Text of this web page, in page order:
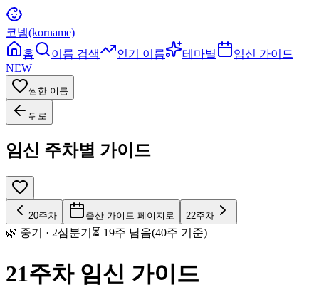
코넴(korname)
홈
이름 검색 인기 이름 테마별
임신 가이드
NEW
찜한 이름
뒤로
임신 주차별 가이드
20주차 출산 가이드 페이지로 22주차
🌿 중기 · 2삼분기 ⏳ 19주 남음(40주 기준)
21주차 임신 가이드